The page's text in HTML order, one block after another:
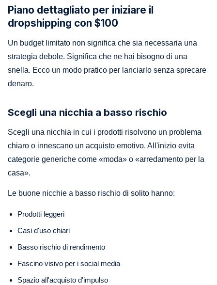
Piano dettagliato per iniziare il
dropshipping con $100
Un budget limitato non significa che sia necessaria una
strategia debole. Significa che ne hai bisogno di una
snella. Ecco un modo pratico per lanciarlo senza sprecare
denaro.
Scegli una nicchia a basso rischio
Scegli una nicchia in cui i prodotti risolvono un problema
chiaro o innescano un acquisto emotivo. All'inizio evita
categorie generiche come «moda» o «arredamento per la
casa».
Le buone nicchie a basso rischio di solito hanno:
Prodotti leggeri
Casi d'uso chiari
Basso rischio di rendimento
Fascino visivo per i social media
Spazio all'acquisto d'impulso